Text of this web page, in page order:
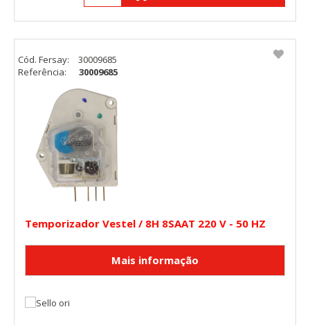
Temporizador Vestel / 8H 8SAAT 220 V - 50 HZ
Cód. Fersay:
30009685
Referência:
30009685